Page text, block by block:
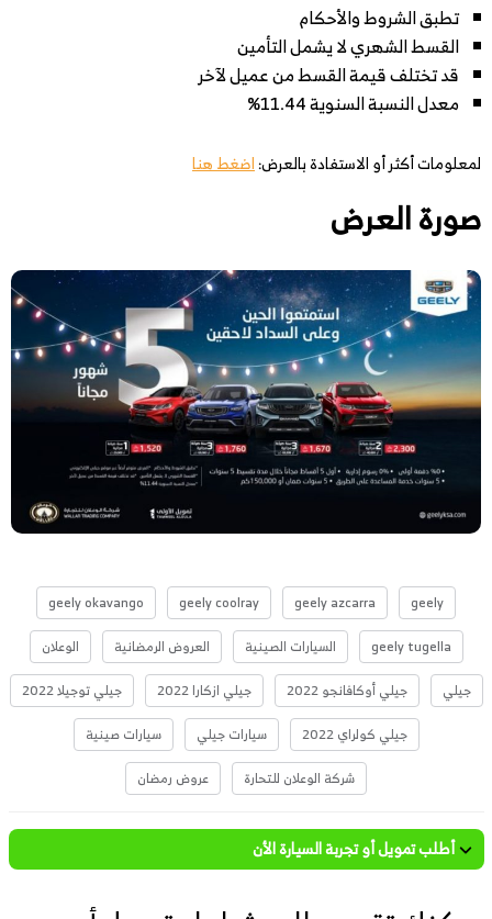
تطبق الشروط والأحكام
القسط الشهري لا يشمل التأمين
قد تختلف قيمة القسط من عميل لآخر
معدل النسبة السنوية 11.44%
لمعلومات أكثر أو الاستفادة بالعرض:اضغط هنا
صورة العرض
geely
geely azcarra
geely coolray
geely okavango
geely tugella
السيارات الصينية العروض الرمضانية
الوعلان
جيلي
جيلي أوكافانجو 2022 جيلي ازكارا 2022
جيلي توجيلا 2022
جيلي كولراي 2022
سيارات جيلي
سيارات صينية
شركة الوعلان للتحارة
عروض رمضان
أطلب تمويل أو تجربة السيارة الأن